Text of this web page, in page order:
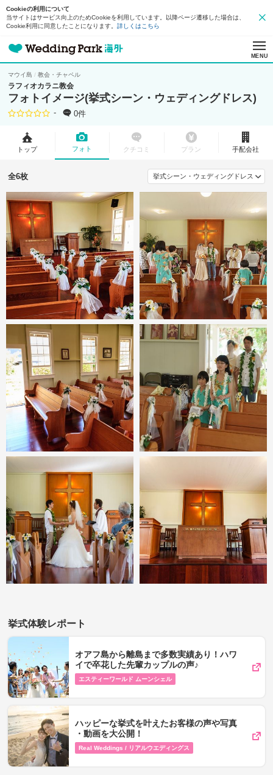
Cookieの利用について
当サイトはサービス向上のためCookieを利用しています。以降ページ遷移した場合は、
Cookie利用に同意したことになります。 詳しくはこちら
MENU
マウイ島 教会・チャペル
ラフィオカラニ教会
フォトイメージ(挙式シーン・ウェディングドレス)
- 0件
トップ フォト クチコミ プラン 手配会社
全6枚
挙式体験レポート
オアフ島から離島まで多数実績あり！ハワ
イで卒花した先輩カップルの声♪
エスティーワールド ムーンシェル
ハッピーな挙式を叶えたお客様の声や写真​
・動画を​大公開！
Real Weddings / リアルウエディングス